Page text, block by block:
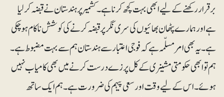
برقرار رکھنے کے لیے ابھی بہت کچھ کرنا ہے۔ کشمیر پر ہندستان نے قبضہ کرلیا
ہے اور ہمارے پٹھان بھائیوں کی سری نگر پر قبضہ کرنے کی کوشش ناکام ہوچکی
ہے۔ یہ بھی امرمسلّمہ ہے کہ فوجی اعتبار سے ہندستان ہم سے بہت مضبوط ہے۔
ہم تو ابھی حکومتی مشینری کے کل پرزے درست کرنے میں بھی کامیاب نہیں
ہوئے۔ اس کے لیے وقت اور سعی پیہم کی ضرورت ہے۔ ہم ایک ساتھ